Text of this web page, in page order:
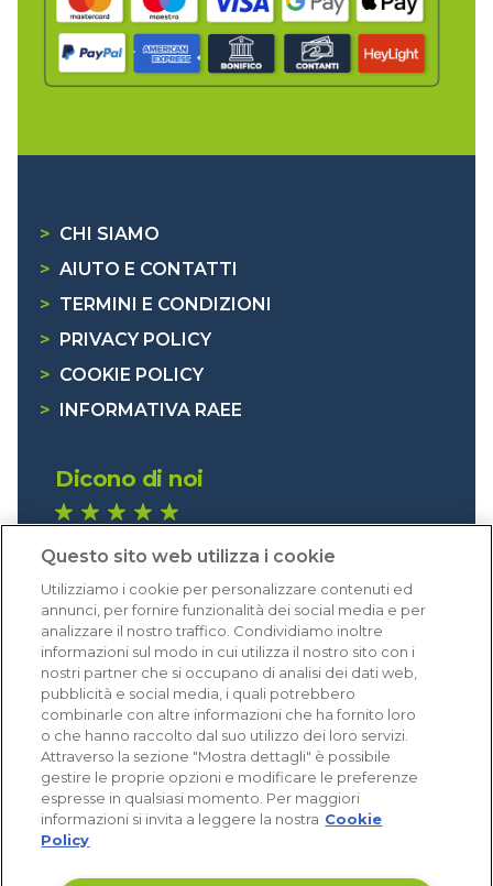
> CHI SIAMO
> AIUTO E CONTATTI
> TERMINI E CONDIZIONI
> PRIVACY POLICY
> COOKIE POLICY
> INFORMATIVA RAEE
Dicono di noi
Eccellente (4,8)
Acquisti verificati
Questo sito web utilizza i cookie
Utilizziamo i cookie per personalizzare contenuti ed
annunci, per fornire funzionalità dei social media e per
analizzare il nostro traffico. Condividiamo inoltre
informazioni sul modo in cui utilizza il nostro sito con i
nostri partner che si occupano di analisi dei dati web,
pubblicità e social media, i quali potrebbero
combinarle con altre informazioni che ha fornito loro
o che hanno raccolto dal suo utilizzo dei loro servizi.
Attraverso la sezione "Mostra dettagli" è possibile
gestire le proprie opzioni e modificare le preferenze
espresse in qualsiasi momento. Per maggiori
informazioni si invita a leggere la nostra Cookie
Policy